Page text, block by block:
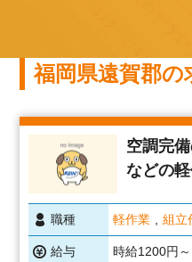
福岡県遠賀郡の
空調完
などの
職種 軽作業 組立
給与 時給1200円